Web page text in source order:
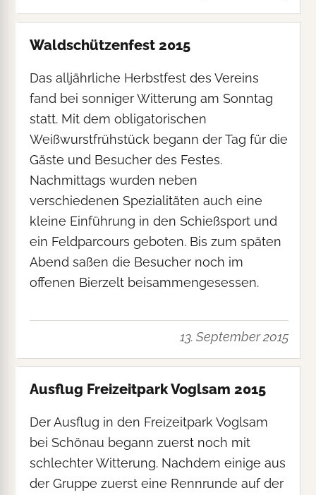
Waldschützenfest 2015
Das alljährliche Herbstfest des Vereins
fand bei sonniger Witterung am Sonntag
statt. Mit dem obligatorischen
Weißwurstfrühstück begann der Tag für die
Gäste und Besucher des Festes.
Nachmittags wurden neben
verschiedenen Spezialitäten auch eine
kleine Einführung in den Schießsport und
ein Feldparcours geboten. Bis zum späten
Abend saßen die Besucher noch im
offenen Bierzelt beisammengesessen.
13. September 2015
Ausflug Freizeitpark Voglsam 2015
Der Ausflug in den Freizeitpark Voglsam
bei Schönau begann zuerst noch mit
schlechter Witterung. Nachdem einige aus
der Gruppe zuerst eine Rennrunde auf der